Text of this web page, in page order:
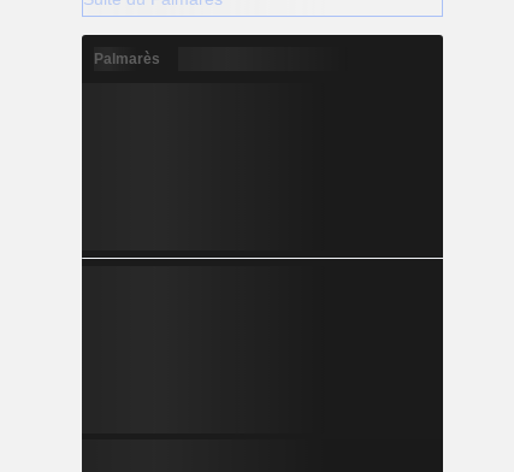
Palmarès